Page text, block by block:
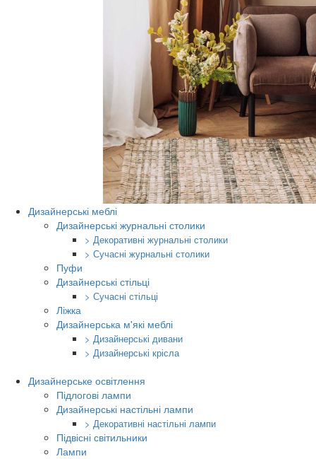
Дизайнерські меблі
Дизайнерські журнальні столики
> Декоративні журнальні столики
> Сучасні журнальні столики
Пуфи
Дизайнерські стільці
> Сучасні стільці
Ліжка
Дизайнерська м'які меблі
> Дизайнерські дивани
> Дизайнерські крісла
Дизайнерське освітлення
Підлогові лампи
Дизайнерські настільні лампи
> Декоративні настільні лампи
Підвісні світильники
Лампи